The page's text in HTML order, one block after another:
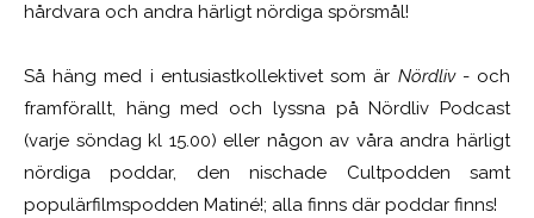
hårdvara och andra härligt nördiga spörsmål!
Så häng med i entusiastkollektivet som är Nördliv- och
framförallt, häng med och lyssna på Nördliv Podcast
(varje söndag kl 15.00) eller någon av våra andra härligt
nördiga poddar, den nischade Cultpodden samt
populärfilmspodden Matiné!; alla finns där poddar finns!